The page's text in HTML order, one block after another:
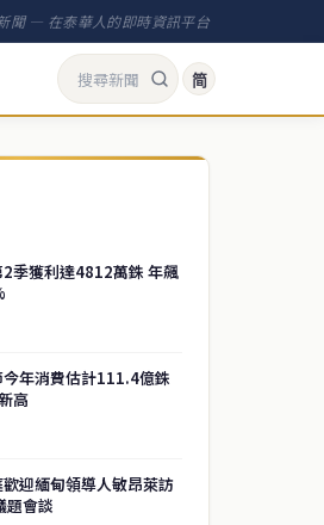
聞 — 在泰華人的即時資訊平台
简
2季獲利達4812萬銖 年飆
年消費估計111.4億銖
高
歡迎緬甸領導人敏昂萊訪
題會談